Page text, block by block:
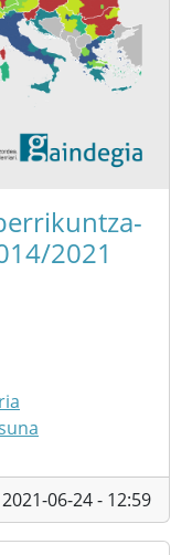
2021
2021-06-24 - 12:59